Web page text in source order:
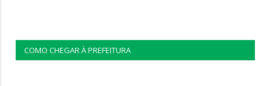
COMO CHEGAR À PREFEITURA